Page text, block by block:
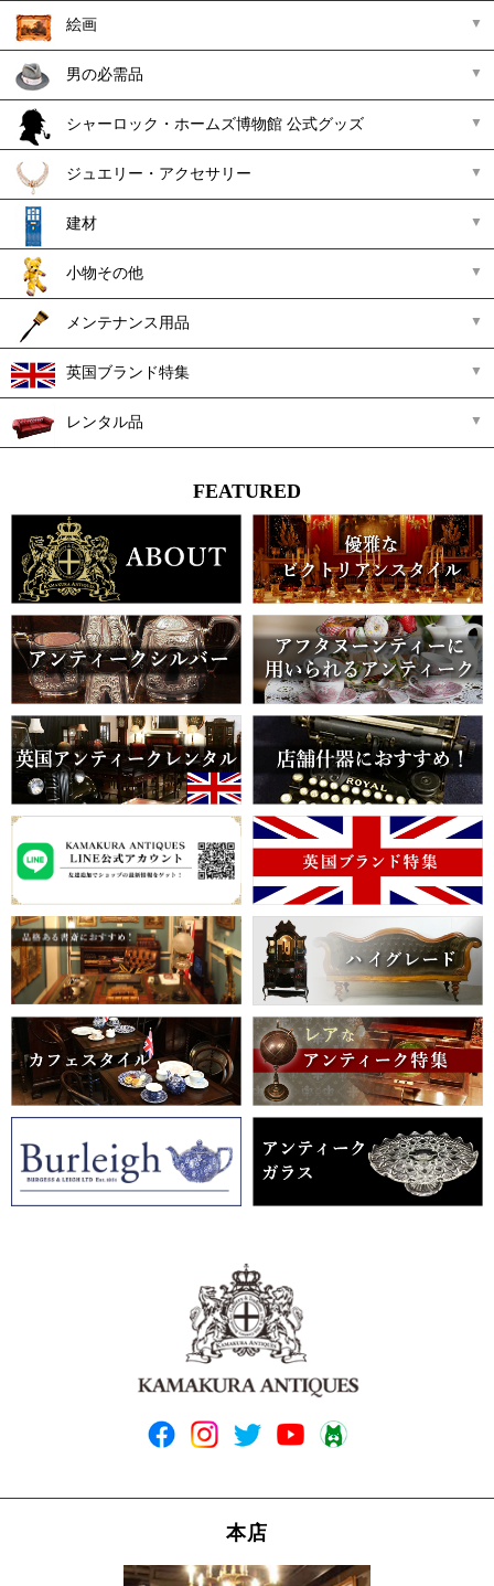
絵画
男の必需品
シャーロック・ホームズ博物館 公式グッズ
ジュエリー・アクセサリー
建材
小物その他
メンテナンス用品
英国ブランド特集
レンタル品
FEATURED
本店